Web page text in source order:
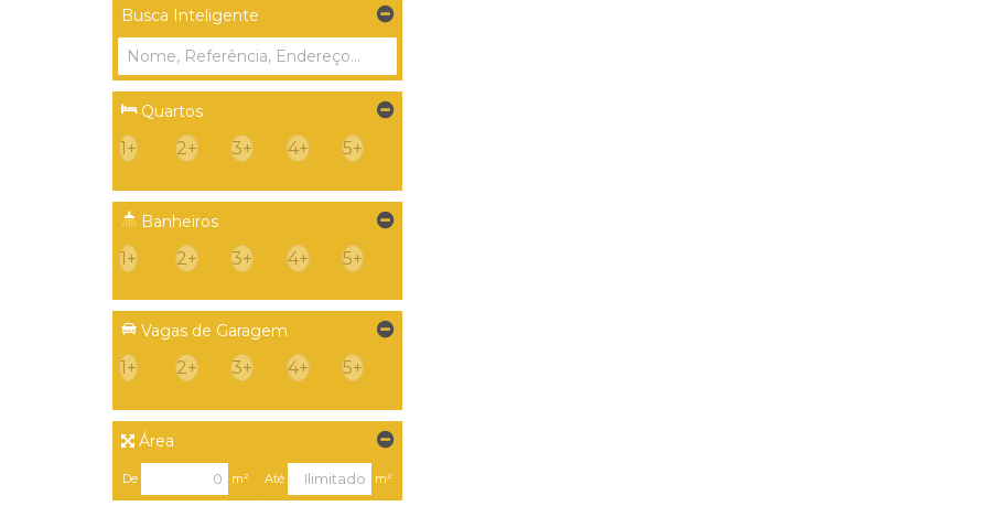
Trombudo Central (1)
Bracatinga I (1)
Busca Inteligente
Quartos
1+ 2+ 3+ 4+ 5+
Banheiros
1+ 2+ 3+ 4+ 5+
Vagas de Garagem
1+ 2+ 3+ 4+ 5+
Área
De m² Até m²